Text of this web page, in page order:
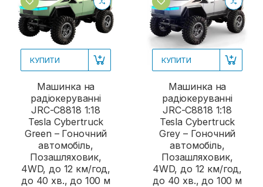
КУПИТИ
Машинка на
радіокеруванні
JRC-C8818 1:18
Tesla Cybertruck
Green – Гоночний
автомобіль,
Позашляховик,
4WD, до 12 км/год,
до 40 хв., до 100 м
КУПИТИ
Машинка на
радіокеруванні
JRC-C8818 1:18
Tesla Cybertruck
Grey – Гоночний
автомобіль,
Позашляховик,
4WD, до 12 км/год,
до 40 хв., до 100 м